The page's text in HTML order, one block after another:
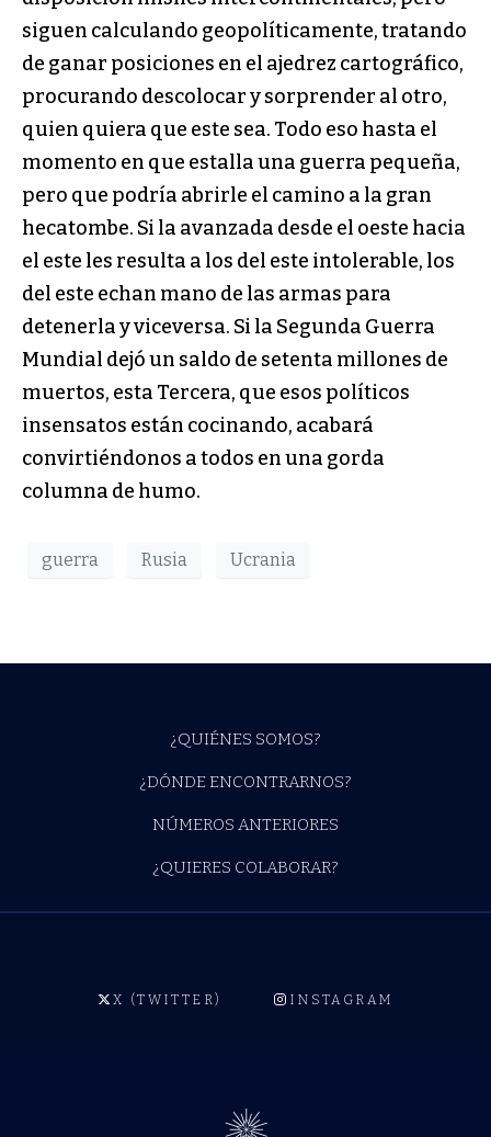
siguen calculando geopolíticamente, tratando
de ganar posiciones en el ajedrez cartográfico,
procurando descolocar y sorprender al otro,
quien quiera que este sea. Todo eso hasta el
momento en que estalla una guerra pequeña,
pero que podría abrirle el camino a la gran
hecatombe. Si la avanzada desde el oeste hacia
el este les resulta a los del este intolerable, los
del este echan mano de las armas para
detenerla y viceversa. Si la Segunda Guerra
Mundial dejó un saldo de setenta millones de
muertos, esta Tercera, que esos políticos
insensatos están cocinando, acabará
convirtiéndonos a todos en una gorda
columna de humo.
guerra Rusia Ucrania
¿QUIÉNES SOMOS?
¿DÓNDE ENCONTRARNOS?
NÚMEROS ANTERIORES
¿QUIERES COLABORAR?
X (TWITTER) INSTAGRAM